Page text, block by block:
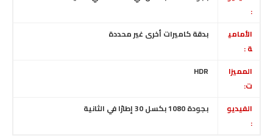
:
الأمامي
ة :
بدقة كاميرات أخرى غير محددة
المميزا
ت:
الفيديو
:
بجودة 1080 بكسل 30 إطارًا في الثانية